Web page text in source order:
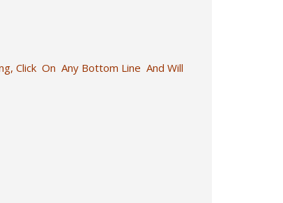
Click On Any Bottom Line And Will